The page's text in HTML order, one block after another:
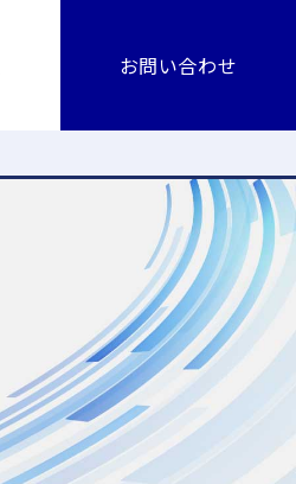
お問い合わせ